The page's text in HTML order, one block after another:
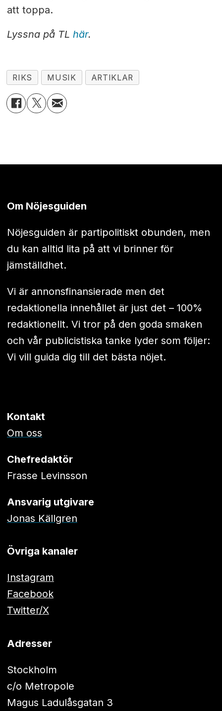
att toppa.
Lyssna på TL här.
RIKS MUSIK ARTIKLAR
Om Nöjesguiden
Nöjesguiden är partipolitiskt obunden, men
du kan alltid lita på att vi brinner för
jämställdhet.
Vi är annonsfinansierade men det
redaktionella innehållet är just det – 100%
redaktionellt. Vi tror på den goda smaken
och vår publicistiska tanke lyder som följer:
Vi vill guida dig till det bästa nöjet.
Kontakt
Om oss
Chefredaktör
Frasse Levinsson
Ansvarig utgivare
Jonas Källgren
Övriga kanaler
Instagram
Facebook
Twitter/X
Adresser
Stockholm
c/o Metropole
Magus Ladulåsgatan 3